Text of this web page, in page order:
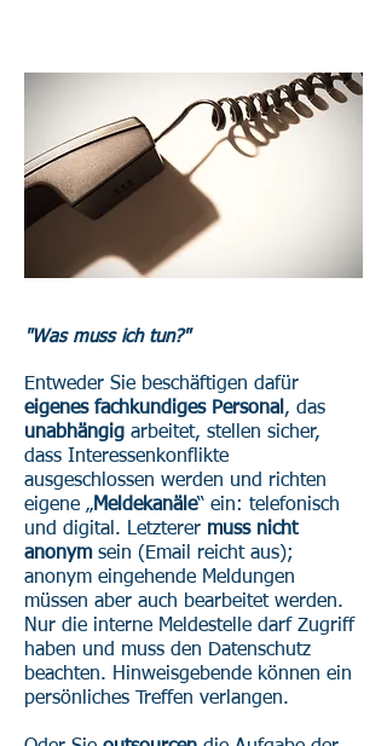
"Was muss ich tun?"
Entweder Sie beschäftigen dafür
eigenes fachkundiges Personal , das
unabhängig arbeitet, stellen sicher,
dass Interessenkonflikte
ausgeschlossen werden und richten
eigene „Meldekanäle“ ein: telefonisch
und digital. Letzterer muss nicht
anonym sein (Email reicht aus);
anonym eingehende Meldungen
müssen aber auch bearbeitet werden.
Nur die interne Meldestelle darf Zugriff
haben und muss den Datenschutz
beachten. Hinweisgebende können ein
persönliches Treffen verlangen.